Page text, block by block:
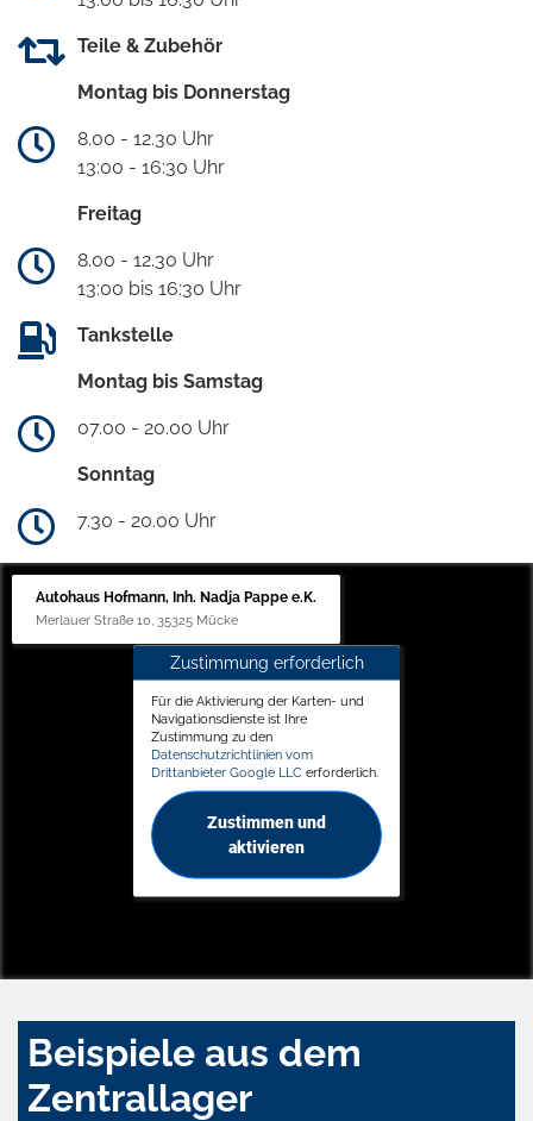
Teile & Zubehör
Montag bis Donnerstag
8.00 - 12.30 Uhr
13:00 - 16:30 Uhr
Freitag
8.00 - 12.30 Uhr
13:00 bis 16:30 Uhr
Tankstelle
Montag bis Samstag
07.00 - 20.00 Uhr
Sonntag
7.30 - 20.00 Uhr
Autohaus Hofmann, Inh. Nadja Pappe e.K.
Merlauer Straße 10, 35325 Mücke
Zustimmung erforderlich
Für die Aktivierung der Karten- und
Navigationsdienste ist Ihre
Zustimmung zu den
Datenschutzrichtlinien vom
Drittanbieter Google LLC erforderlich.
Zustimmen und
aktivieren
Beispiele aus dem
Zentrallager